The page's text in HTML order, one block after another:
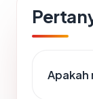
Apakah